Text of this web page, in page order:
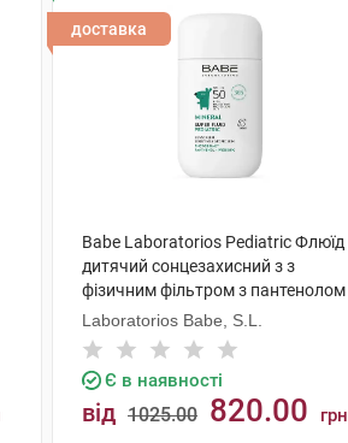
доставка
Babe Laboratorios Pediatric Флюїд
дитячий сонцезахисний з з
фізичним фільтром з пантенолом
та пребіотиком з SPF50 50 мл 1
флакон
Laboratorios Babe, S.L.
Є в наявності
від 1025.00 820.00 грн